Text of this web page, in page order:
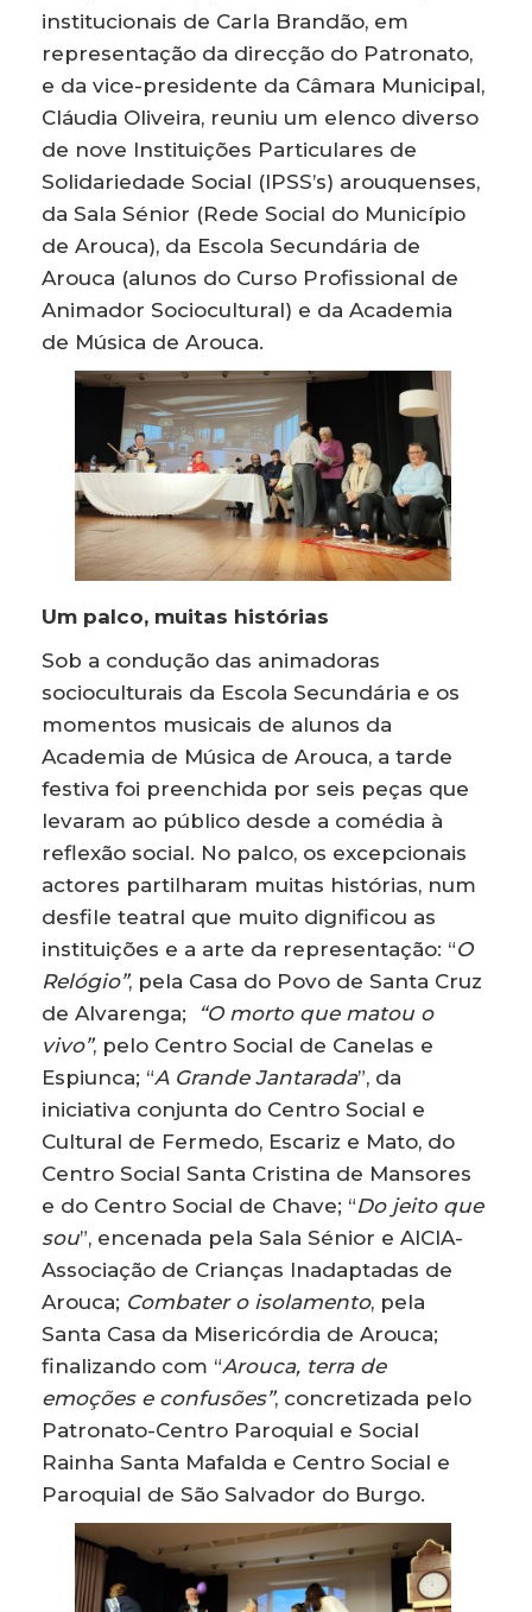
institucionais de Carla Brandão, em
representação da direcção do Patronato,
e da vice-presidente da Câmara Municipal,
Cláudia Oliveira, reuniu um elenco diverso
de nove Instituições Particulares de
Solidariedade Social (IPSS’s) arouquenses,
da Sala Sénior (Rede Social do Município
de Arouca), da Escola Secundária de
Arouca (alunos do Curso Profissional de
Animador Sociocultural) e da Academia
de Música de Arouca.
Um palco, muitas histórias
Sob a condução das animadoras
socioculturais da Escola Secundária e os
momentos musicais de alunos da
Academia de Música de Arouca, a tarde
festiva foi preenchida por seis peças que
levaram ao público desde a comédia à
reflexão social. No palco, os excepcionais
actores partilharam muitas histórias, num
desfile teatral que muito dignificou as
instituições e a arte da representação: “O
Relógio”, pela Casa do Povo de Santa Cruz
de Alvarenga;
“O morto que matou o
vivo”, pelo Centro Social de Canelas e
Espiunca; “A Grande Jantarada”, da
iniciativa conjunta do Centro Social e
Cultural de Fermedo, Escariz e Mato, do
Centro Social Santa Cristina de Mansores
e do Centro Social de Chave; “Do jeito que
sou”, encenada pela Sala Sénior e AICIA-
Associação de Crianças Inadaptadas de
Arouca; Combater o isolamento, pela
Santa Casa da Misericórdia de Arouca;
finalizando com “Arouca, terra de
emoções e confusões”, concretizada pelo
Patronato-Centro Paroquial e Social
Rainha Santa Mafalda e Centro Social e
Paroquial de São Salvador do Burgo.